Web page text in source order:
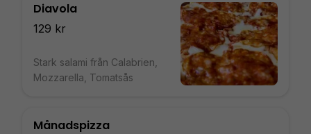
Diavola
129 kr
Stark salami från Calabrien,
Mozzarella, Tomatsås
Månadspizza